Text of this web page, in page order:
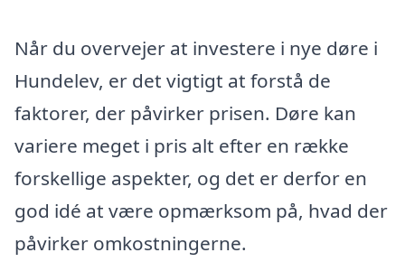
Når du overvejer at investere i nye døre i
Hundelev, er det vigtigt at forstå de
faktorer, der påvirker prisen. Døre kan
variere meget i pris alt efter en række
forskellige aspekter, og det er derfor en
god idé at være opmærksom på, hvad der
påvirker omkostningerne.